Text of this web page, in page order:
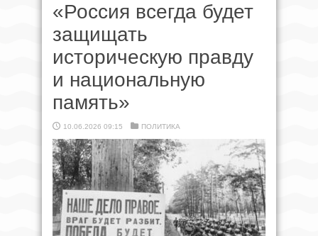
«Россия всегда будет
защищать
историческую правду
и национальную
память»
10.06.2026 09:15 ПОЛИТИКА